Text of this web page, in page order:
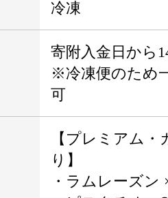
冷凍
寄附入金日から
※冷凍便のため
可
【プレミアム
り】
・ラムレーズン